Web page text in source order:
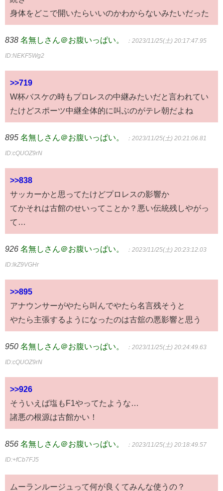
身体をどこで開いたらいいのかわからないみたいだった
838 名無しさん＠お腹いっぱい。 ：2023/11/25(土) 20:17:47.95
ID:NEKF5Wg2
>>719
W杯バスケの時もプロレスの中継みたいだと言われてい
たけどスポーツ中継全体的に叫ぶのがテレ朝だよね
895 名無しさん＠お腹いっぱい。 ：2023/11/25(土) 20:21:06.81
ID:cQUOZ9rN
>>838
サッカーかと思ってたけどプロレスの影響か
てかそれは古館のせいってことか？悪い伝統残しやがっ
て…
926 名無しさん＠お腹いっぱい。 ：2023/11/25(土) 20:23:12.03
ID:lkZ9VGHr
>>895
アナウンサーがやたら叫んでやたら名言残そうと
やたら主張するようになったのは古舘の悪影響と思う
950 名無しさん＠お腹いっぱい。 ：2023/11/25(土) 20:24:49.63
ID:cQUOZ9rN
>>926
そういえば塩もF1やってたような…
諸悪の根源は古館かい！
856 名無しさん＠お腹いっぱい。 ：2023/11/25(土) 20:18:49.57
ID:+fCb7FJ5
ムーランルージュって何が良くてみんな使うの？